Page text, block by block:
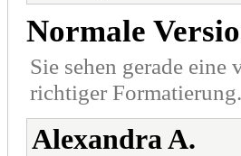
Normale
Sie sehen gerade
richtiger Formatierung.
Alexandra A.